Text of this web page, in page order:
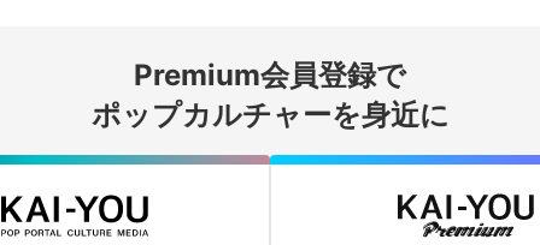
ログインする
Premium会員登録で
ポップカルチャーを身近に